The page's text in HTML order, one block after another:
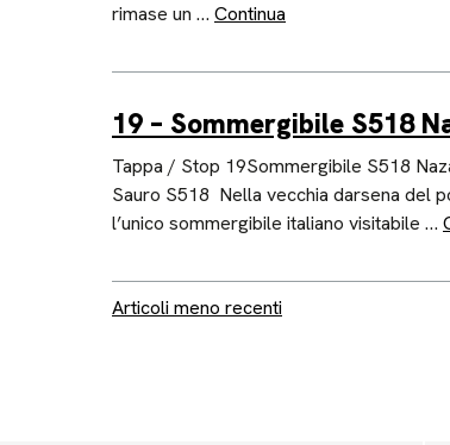
rimase un … Continua
19 – Sommergibile S518
Tappa / Stop 19Sommergibile S518
Sauro S518 Nella vecchia darsena del
l’unico sommergibile italiano visitabile …
Navigazione
Articoli meno recenti